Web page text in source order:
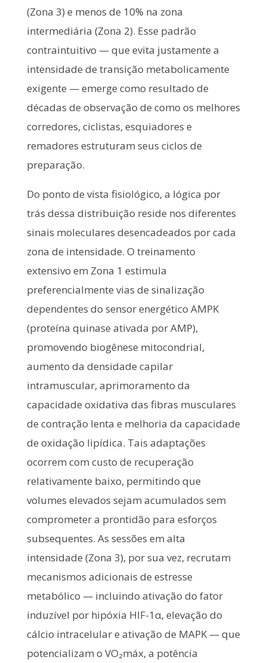
(Zona 3) e menos de 10% na zona
intermediária (Zona 2). Esse padrão
contraintuitivo — que evita justamente a
intensidade de transição metabolicamente
exigente — emerge como resultado de
décadas de observação de como os melhores
corredores, ciclistas, esquiadores e
remadores estruturam seus ciclos de
preparação.
Do ponto de vista fisiológico, a lógica por
trás dessa distribuição reside nos diferentes
sinais moleculares desencadeados por cada
zona de intensidade. O treinamento
extensivo em Zona 1 estimula
preferencialmente vias de sinalização
dependentes do sensor energético AMPK
(proteína quinase ativada por AMP),
promovendo biogênese mitocondrial,
aumento da densidade capilar
intramuscular, aprimoramento da
capacidade oxidativa das fibras musculares
de contração lenta e melhoria da capacidade
de oxidação lipídica. Tais adaptações
ocorrem com custo de recuperação
relativamente baixo, permitindo que
volumes elevados sejam acumulados sem
comprometer a prontidão para esforços
subsequentes. As sessões em alta
intensidade (Zona 3), por sua vez, recrutam
mecanismos adicionais de estresse
metabólico — incluindo ativação do fator
induzível por hipóxia HIF-1α, elevação do
cálcio intracelular e ativação de MAPK — que
potencializam o VO₂máx, a potência